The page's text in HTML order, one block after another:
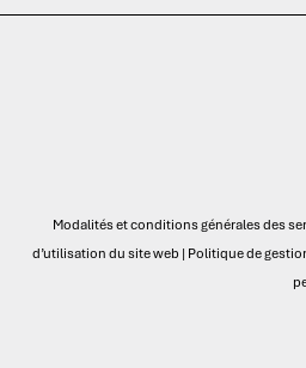
Modalités et conditions générales des
d’utilisation du site web | Politique de